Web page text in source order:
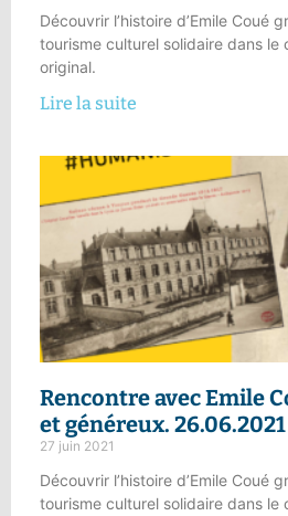
Découvrir l’histoire d’Emile Coué
tourisme culturel solidaire dans le
original.
Lire la suite
Rencontre avec Emile
et généreux. 26.06.2021
27 juin 2021
Découvrir l’histoire d’Emile Coué
tourisme culturel solidaire dans le